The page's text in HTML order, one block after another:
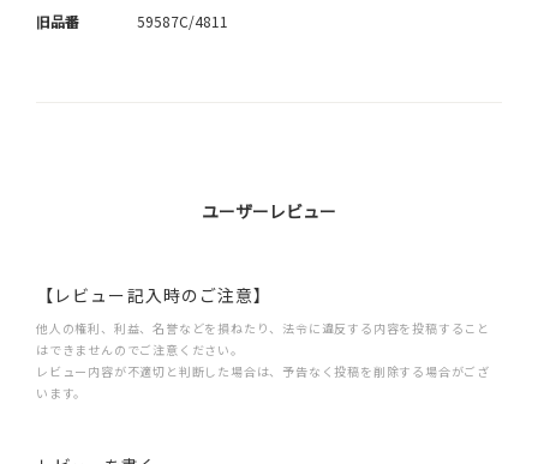
旧品番 59587C/4811
ユーザーレビュー
【レビュー記入時のご注意】
他人の権利、利益、名誉などを損ねたり、法令に違反する内容を投稿すること
はできませんのでご注意ください。
レビュー内容が不適切と判断した場合は、予告なく投稿を削除する場合がござ
います。